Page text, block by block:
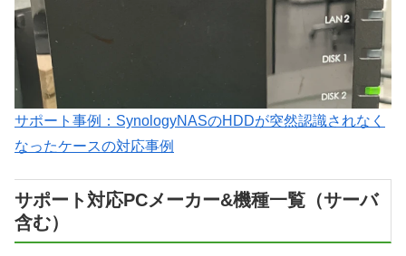
サポート事例：SynologyNASのHDDが突然認識されなく
なったケースの対応事例
サポート対応PCメーカー&機種一覧（サーバ
含む）